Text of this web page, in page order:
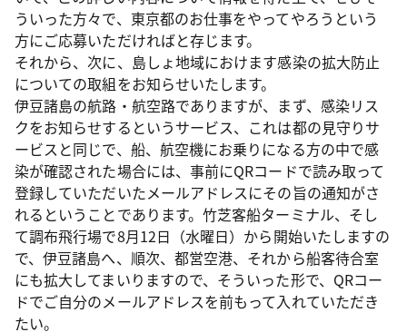
ういった方々で、東京都のお仕事をやってやろうという
方にご応募いただければと存じます。
それから、次に、島しょ地域におけます感染の拡大防止
についての取組をお知らせいたします。
伊豆諸島の航路・航空路でありますが、まず、感染リス
クをお知らせするというサービス、これは都の見守りサ
ービスと同じで、船、航空機にお乗りになる方の中で感
染が確認された場合には、事前にQRコードで読み取って
登録していただいたメールアドレスにその旨の通知がさ
れるということであります。竹芝客船ターミナル、そし
て調布飛行場で8月12日（水曜日）から開始いたしますの
で、伊豆諸島へ、順次、都営空港、それから船客待合室
にも拡大してまいりますので、そういった形で、QRコー
ドでご自分のメールアドレスを前もって入れていただき
たい。